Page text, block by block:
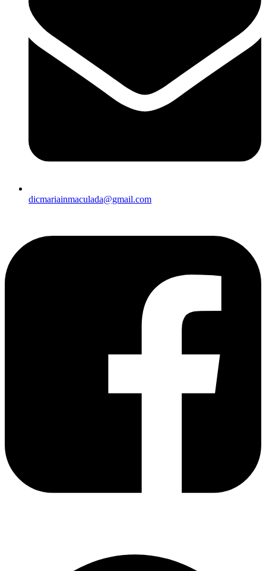
dicmariainmaculada@gmail.com